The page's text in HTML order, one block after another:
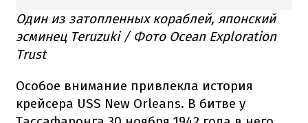
Один из затопленных кораблей, японский
эсминец Teruzuki / Фото Ocean Exploration
Trust
Особое внимание привлекла история
крейсера USS New Orleans. В битве у